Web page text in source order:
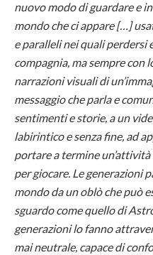
nuovo modo di guardare e
mondo che ci appare […]
e paralleli nei quali perdersi
compagnia, ma sempre con
narrazioni visuali di
messaggio che parla e
sentimenti e storie, a un
labirintico e senza fine, ad
portare a termine
per giocare. Le generazioni
mondo da un oblò che può
sguardo come quello di
generazioni lo fanno
mai neutrale, capace di